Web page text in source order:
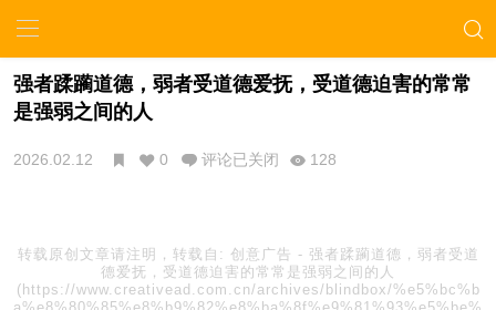
强者蹂躏道德，弱者受道德爱抚，受道德迫害的常常
是强弱之间的人
2026.02.12 0 评论已关闭 128
转载原创文章请注明，转载自: 创意广告 - 强者蹂躏道德，弱者受道
德爱抚，受道德迫害的常常是强弱之间的人
(https://www.creativead.com.cn/archives/blindbox/%e5%bc%b